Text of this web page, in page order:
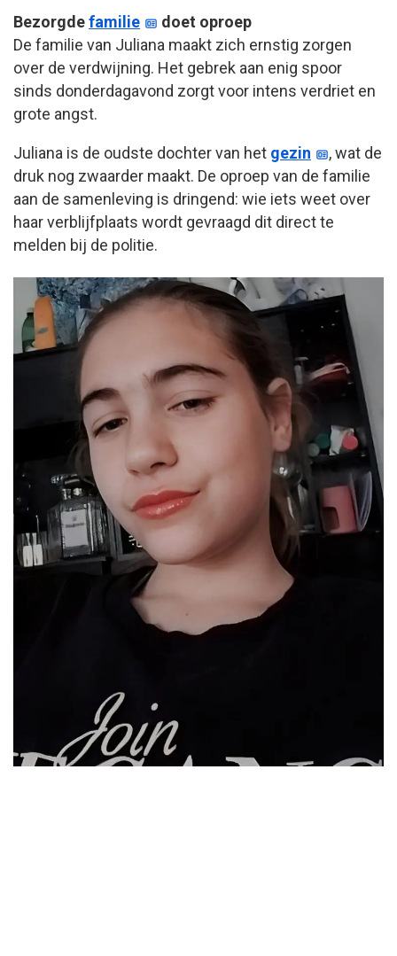
Bezorgdefamilie
doet oproep
De familie van Juliana maakt zich ernstig zorgen
over de verdwijning. Het gebrek aan enig spoor
sinds donderdagavond zorgt voor intens verdriet en
grote angst.
Juliana is de oudste dochter van het gezin
, wat de
druk nog zwaarder maakt. De oproep van de familie
aan de samenleving is dringend: wie iets weet over
haar verblijfplaats wordt gevraagd dit direct te
melden bij de politie.